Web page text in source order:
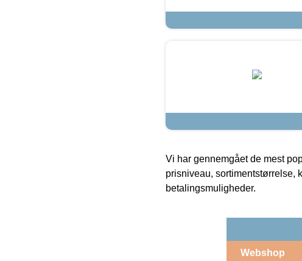
Vi har gennemgået de mest
prisniveau, sortimentstørrelse,
betalingsmuligheder.
Webshop